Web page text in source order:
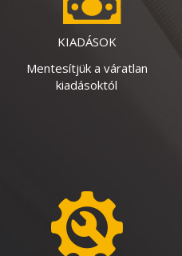
KIADÁSOK
Mentesítjük a váratlan
kiadásoktól